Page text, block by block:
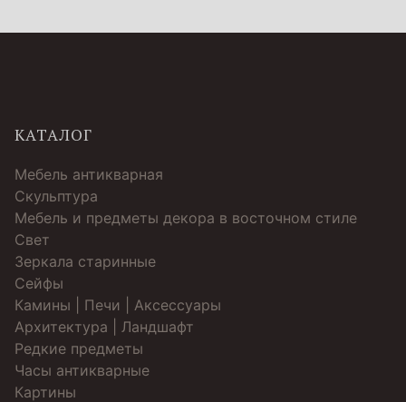
КАТАЛОГ
Мебель антикварная
Скульптура
Мебель и предметы декора в восточном стиле
Свет
Зеркала старинные
Cейфы
Камины | Печи | Аксессуары
Архитектура | Ландшафт
Редкие предметы
Часы антикварные
Картины